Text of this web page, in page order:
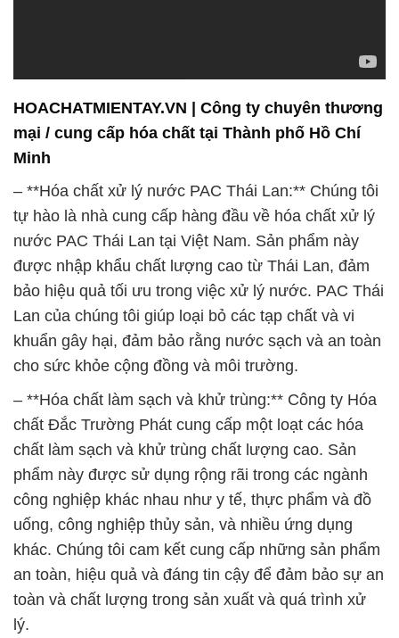
HOACHATMIENTAY.VN | Công ty chuyên thương
mại / cung cấp hóa chất tại Thành phố Hồ Chí
Minh
– **Hóa chất xử lý nước PAC Thái Lan:** Chúng tôi
tự hào là nhà cung cấp hàng đầu về hóa chất xử lý
nước PAC Thái Lan tại Việt Nam. Sản phẩm này
được nhập khẩu chất lượng cao từ Thái Lan, đảm
bảo hiệu quả tối ưu trong việc xử lý nước. PAC Thái
Lan của chúng tôi giúp loại bỏ các tạp chất và vi
khuẩn gây hại, đảm bảo rằng nước sạch và an toàn
cho sức khỏe cộng đồng và môi trường.
– **Hóa chất làm sạch và khử trùng:** Công ty Hóa
chất Đắc Trường Phát cung cấp một loạt các hóa
chất làm sạch và khử trùng chất lượng cao. Sản
phẩm này được sử dụng rộng rãi trong các ngành
công nghiệp khác nhau như y tế, thực phẩm và đồ
uống, công nghiệp thủy sản, và nhiều ứng dụng
khác. Chúng tôi cam kết cung cấp những sản phẩm
an toàn, hiệu quả và đáng tin cậy để đảm bảo sự an
toàn và chất lượng trong sản xuất và quá trình xử
lý.